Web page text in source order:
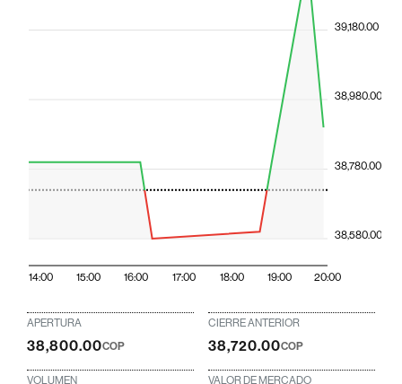
14:00 15:00 16:00 17:00 18:00 19:00 20:00
38,580.00
38,780.00
38,980.00
39,180.00
APERTURA
38,800.00COP
CIERRE ANTERIOR
38,720.00COP
VOLUMEN VALOR DE MERCADO